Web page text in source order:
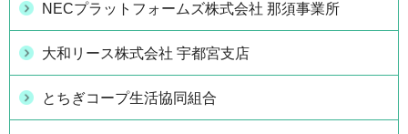
NECプラットフォームズ株式会社 那須事業所
大和リース株式会社 宇都宮支店
とちぎコープ生活協同組合